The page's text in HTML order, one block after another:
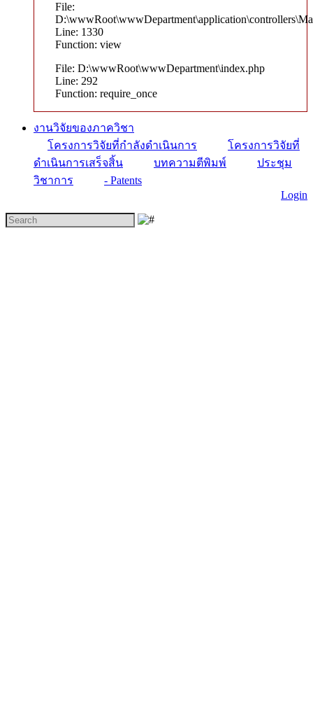
File:
Line: 1330
Function: view
File: D:\wwwRoot\wwwDepartment\index.php
Line: 292
Function: require_once
งานวิจัยของภาควิชา
โครงการวิจัยที่กำลังดำเนินการ
โครงการวิจัยที่
ดำเนินการเสร็จสิ้น
บทความตีพิมพ์
ประชุม
วิชาการ
- Patents
Login